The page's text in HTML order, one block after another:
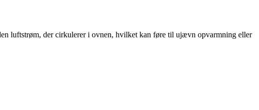
luftstrøm, der cirkulerer i ovnen, hvilket kan føre til ujævn opvarmning eller